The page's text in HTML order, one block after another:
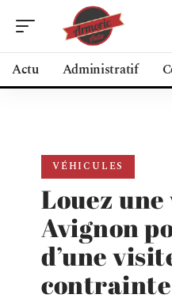
Actu Administratif
VÉHICULES
Louez
Avignon
d’une
contrainte